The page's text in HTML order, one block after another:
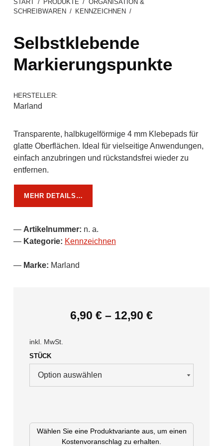
START / PRODUKTE / ORGANISATION &
SCHREIBWAREN / KENNZEICHNEN /
Selbstklebende
Markierungspunkte
HERSTELLER:
Marland
Transparente, halbkugelförmige 4 mm Klebepads für
glatte Oberflächen. Ideal für vielseitige Anwendungen,
einfach anzubringen und rückstandsfrei wieder zu
entfernen.
MEHR DETAILS…
Artikelnummer: n. a.
Kategorie: Kennzeichnen
Marke: Marland
6,90 € – 12,90 €
inkl. MwSt.
STÜCK
Wählen Sie eine Produktvariante aus, um einen
Kostenvoranschlag zu erhalten.